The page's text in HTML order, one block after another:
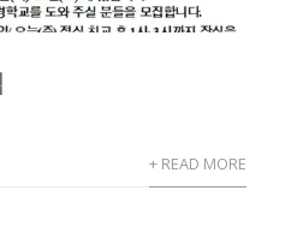
+ READ MORE